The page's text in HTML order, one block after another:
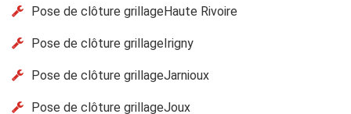
Pose de clôture grillageHaute Rivoire
Pose de clôture grillageIrigny
Pose de clôture grillageJarnioux
Pose de clôture grillageJoux